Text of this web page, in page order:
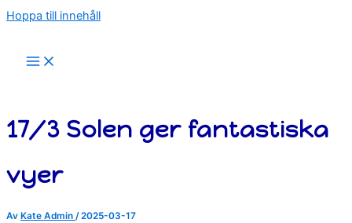
Hoppa till innehåll
17/3 Solen ger fantastiska
vyer
Av Kate Admin /2025-03-17